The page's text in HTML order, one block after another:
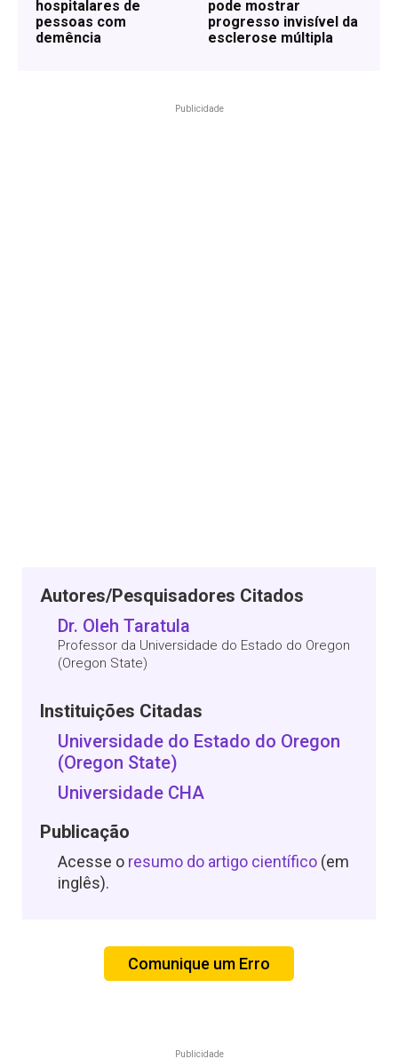
hospitalares de
pessoas com
demência
pode mostrar
progresso invisível da
esclerose múltipla
Publicidade
Autores/Pesquisadores Citados
Dr. Oleh Taratula
Professor da Universidade do Estado do Oregon
(Oregon State)
Instituições Citadas
Universidade do Estado do Oregon
(Oregon State)
Universidade CHA
Publicação
Acesse o resumo do artigo científico (em
inglês).
Comunique um Erro
Publicidade